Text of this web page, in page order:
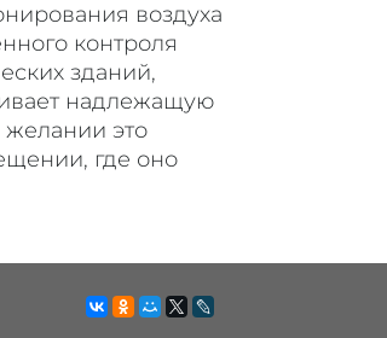
воздуха
контроля
зданий,
надлежащую
это
где оно